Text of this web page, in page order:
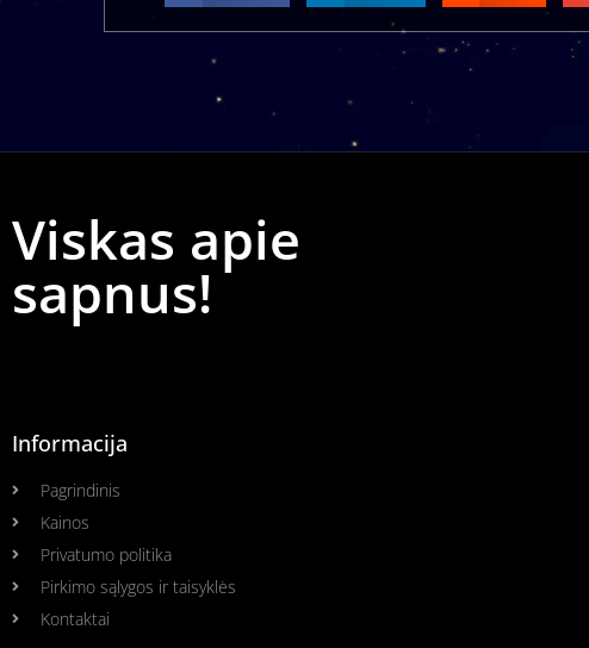
Viskas apie
sapnus!
Informacija
Pagrindinis
Kainos
Privatumo politika
Pirkimo sąlygos ir taisyklės
Kontaktai